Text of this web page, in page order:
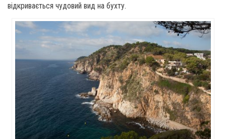
відкривається чудовий вид на бухту.